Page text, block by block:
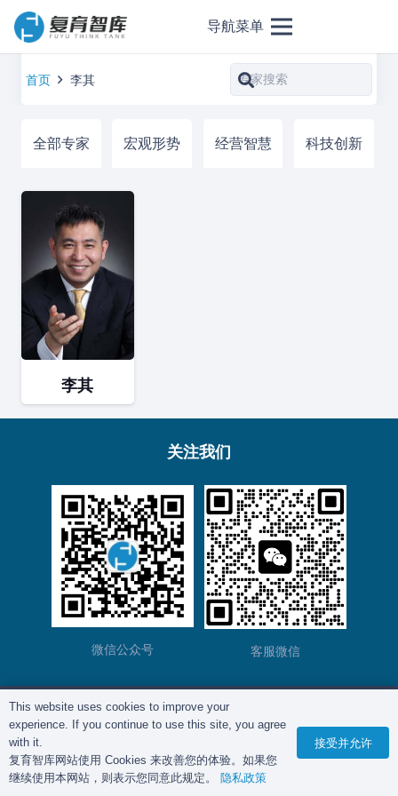
导航菜单
首页 李其
全部专家 宏观形势 经营智慧 科技创新
李其
关注我们
微信公众号 客服微信
版权所有©复育智库2012 – 2025年 |
This website uses cookies to improve your
experience. If you continue to use this site, you agree
with it.
复育智库网站使用 Cookies 来改善您的体验。如果您
继续使用本网站，则表示您同意此规定。 隐私政策
接受并允许